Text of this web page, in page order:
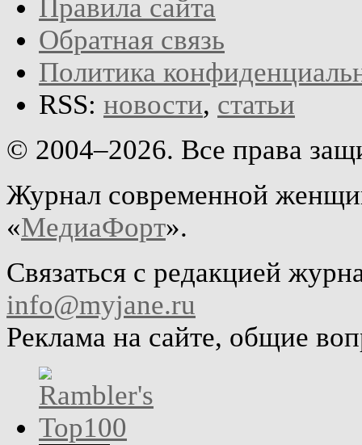
Правила сайта
Обратная связь
Политика
RSS: новости, статьи
© 2004–2026. Все права
Журнал современной
«МедиаФорт».
Связаться с редакцией
info@myjane.ru
Реклама на сайте, общие